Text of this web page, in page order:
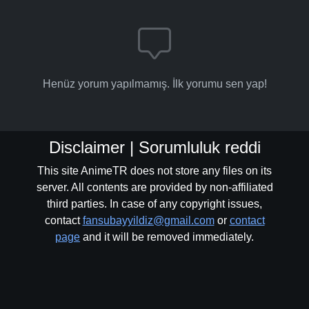
Henüz yorum yapılmamış. İlk yorumu sen yap!
Disclaimer | Sorumluluk reddi
This site AnimeTR does not store any files on its
server. All contents are provided by non-affiliated
third parties. In case of any copyright issues,
contactfansubayyildiz@gmail.comor contact
page and it will be removed immediately.